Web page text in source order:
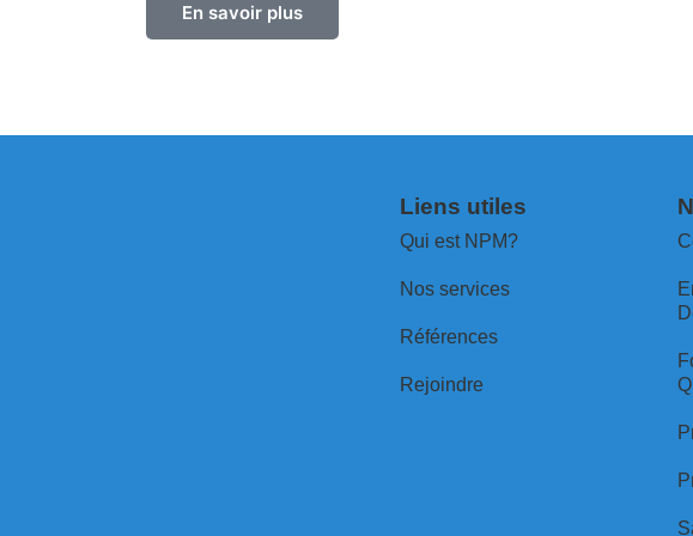
En savoir plus
Liens utiles
Qui est NPM?
Nos services
Références
Rejoindre